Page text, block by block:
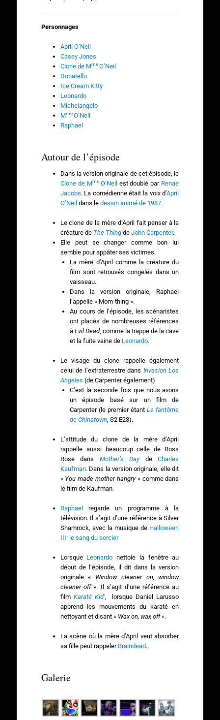
Personnages
April O’Neil
Casey Jones
Clone de MmeO’Neil
Donatello
Ice Cream Kitty
Leonardo
Michelangelo
MmeO’Neil
Raphael
Autour de l’épisode
Dans la version originale de cet épisode, le
Clone de Mme O’Neilest doublé par Renae
Jacobs. La comédienne était la voix d’April
O’Neildans le dessin animé de 1987.
Le clone de la mère d’April fait penser à la
créature de The Thingde John Carpenter.
Elle peut se changer comme bon lui
semble pour appâter ses victimes.
La mère d’April comme la créature du
film sont retrouvés congelés dans un
vaisseau.
Dans la version originale, Raphael
l’appelle « Mom-thing ».
Au cours de l’épisode, les scénaristes
ont placés de nombreuses références
àEvil Dead, comme la trappe de la cave
et la fuite vaine de Leonardo.
Le visage du clone rappelle également
celui de l’extraterrestre dans Invasion Los
Angeles (de Carpenter également)
C’est la seconde fois que nous avons
un épisode basé sur un film de
Carpenter (le premier étantLe fantôme
de Chinatown , S2 E23).
L’attitude du clone de la mère d’April
rappelle aussi beaucoup celle de Ross
Rose dans Mother’s Day deCharles
Kaufman. Dans la version originale, elle dit
« You made mother hangry »comme dans
le film de Kaufman.
Raphaelregarde un programme à la
télévision. Il s’agit d’une référence à Silver
Shamrock, avec la musique de Halloween
III: le sang du sorcier
Lorsque Leonardo nettoie la fenêtre au
début de l’épisode, il dit dans la version
originale « Window cleaner on, window
cleaner off». Il s’agit d’une référence au
film Karaté Kid’, lorsque Daniel Larusso
apprend les mouvements du karaté en
nettoyant et disant « Wax on, wax off».
La scène où la mère d’April veut absorber
sa fille peut rappeler Braindead.
Galerie